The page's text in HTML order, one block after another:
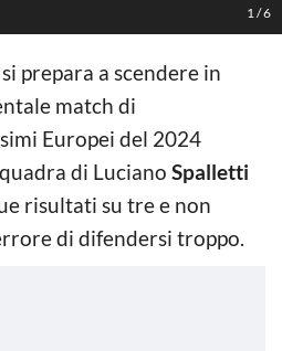
1 /6
si prepara a scendere in
match di
Europei del 2024
di Luciano Spalletti
risultati su tre e non
di difendersi troppo.